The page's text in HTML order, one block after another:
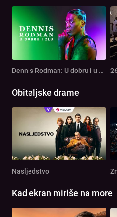
Dennis Rodman: U dobru i u zlu
Obiteljske drame
Nasljedstvo
Kad ekran miriše na more